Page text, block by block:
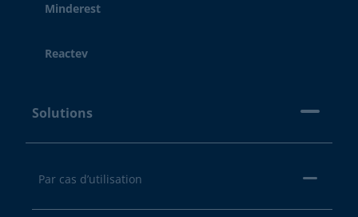
Minderest
Reactev
Solutions
Par cas d’utilisation